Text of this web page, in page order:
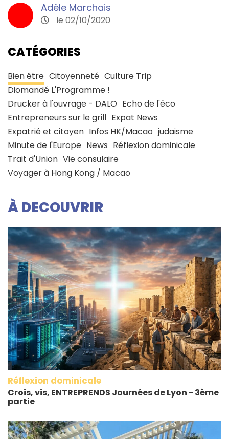
Adèle Marchais
le 02/10/2020
CATÉGORIES
Bien être Citoyenneté Culture Trip
Diomandé L'Programme !
Drucker à l'ouvrage - DALO Echo de l'éco
Entrepreneurs sur le grill Expat News
Expatrié et citoyen Infos HK/Macao judaisme
Minute de l'Europe News Réflexion dominicale
Trait d'Union Vie consulaire
Voyager à Hong Kong / Macao
À DECOUVRIR
Réflexion dominicale
Crois, vis, ENTREPRENDS Journées de Lyon - 3ème
partie